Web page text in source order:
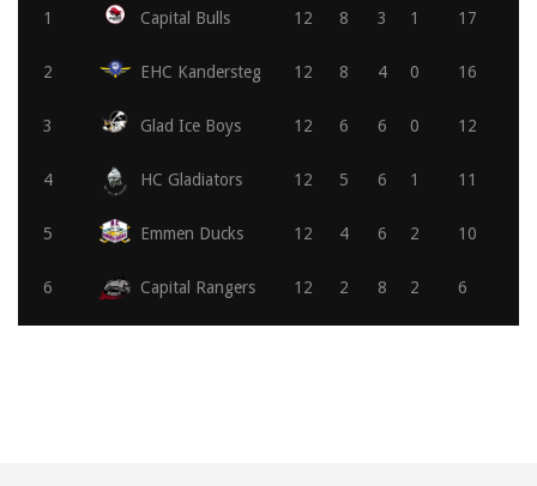
1 Capital Bulls 12 8 3 1 17
2 EHC Kandersteg 12 8 4 0 16
3 Glad Ice Boys 12 6 6 0 12
4 HC Gladiators 12 5 6 1 11
5 Emmen Ducks 12 4 6 2 10
6 Capital Rangers 12 2 8 2 6